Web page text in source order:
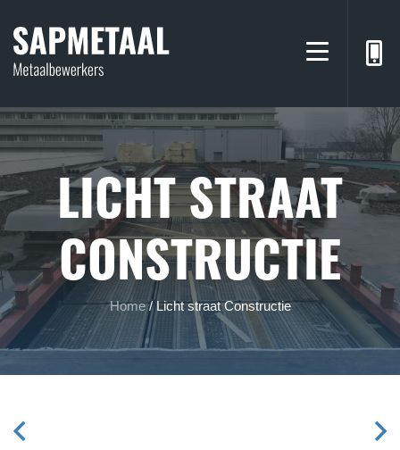
LICHT STRAAT
CONSTRUCTIE
Home/Licht straat Constructie